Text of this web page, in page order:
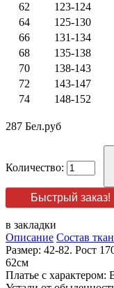
62
123-124
64
125-130
66
131-134
68
135-138
70
138-143
72
143-147
74
148-152
287 Бел.руб
Количество:
Быстрый заказ!
в закладки
Описание Состав
Размер: 42-82. Рост
62см
Платье с характером: